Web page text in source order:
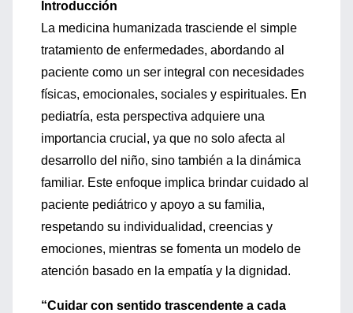
Introducción
La medicina humanizada trasciende el simple
tratamiento de enfermedades, abordando al
paciente como un ser integral con necesidades
físicas, emocionales, sociales y espirituales. En
pediatría, esta perspectiva adquiere una
importancia crucial, ya que no solo afecta al
desarrollo del niño, sino también a la dinámica
familiar. Este enfoque implica brindar cuidado al
paciente pediátrico y apoyo a su familia,
respetando su individualidad, creencias y
emociones, mientras se fomenta un modelo de
atención basado en la empatía y la dignidad.
“Cuidar con sentido trascendente a cada